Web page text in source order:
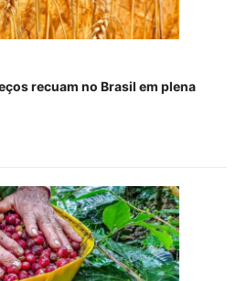
recuam no Brasil em plena